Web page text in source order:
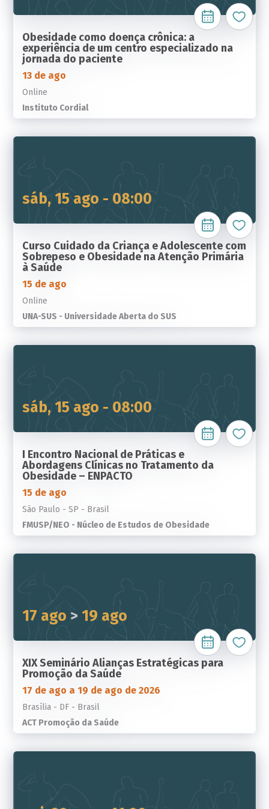
Obesidade como doença crônica: a
experiência de um centro especializado na
jornada do paciente
13 de ago
Online
Instituto Cordial
sáb, 15 ago - 08:00
Curso Cuidado da Criança e Adolescente com
Sobrepeso e Obesidade na Atenção Primária
à Saúde
15 de ago
Online
UNA-SUS - Universidade Aberta do SUS
sáb, 15 ago - 08:00
I Encontro Nacional de Práticas e
Abordagens Clínicas no Tratamento da
Obesidade – ENPACTO
15 de ago
São Paulo - SP - Brasil
FMUSP/NEO - Núcleo de Estudos de Obesidade
17 ago> 19 ago
XIX Seminário Alianças Estratégicas para
Promoção da Saúde
17 de ago a 19 de ago de 2026
Brasília - DF - Brasil
ACT Promoção da Saúde